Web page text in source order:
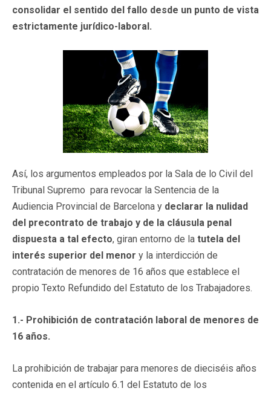
consolidar el sentido del fallo desde un punto de vista
estrictamente jurídico-laboral.
Así, los argumentos empleados por la Sala de lo Civil del
Tribunal Supremo para revocar la Sentencia de la
Audiencia Provincial de Barcelona y declarar la nulidad
del precontrato de trabajo y de la cláusula penal
dispuesta a tal efecto, giran entorno de la tutela del
interés superior del menor y la interdicción de
contratación de menores de 16 años que establece el
propio Texto Refundido del Estatuto de los Trabajadores.
1.- Prohibición de contratación laboral de menores de
16 años.
La prohibición de trabajar para menores de dieciséis años
contenida en el artículo 6.1 del Estatuto de los